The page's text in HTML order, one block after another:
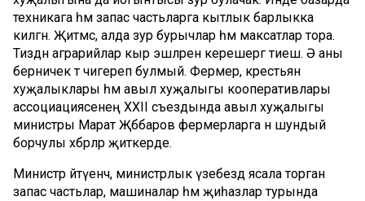
техникага һәм запас частьларга кытлык барлыкка
килгән. Җитмәсә, алда зур бурычлар һәм максатлар тора.
Тиздән аграрийлар кыр эшләренә керешергә тиеш. Ә аны
берничек тә чигереп булмый. Фермер, крестьян
хуҗалыклары һәм авыл хуҗалыгы кооперативлары
ассоциациясенең XXII съездында авыл хуҗалыгы
министры Марат Җәббаров фермерларга әнә шундый
борчулы хәбәрләр җиткерде.
Министр әйтүенчә, министрлык үзебездә ясала торган
запас частьлар, машиналар һәм җиһазлар турында